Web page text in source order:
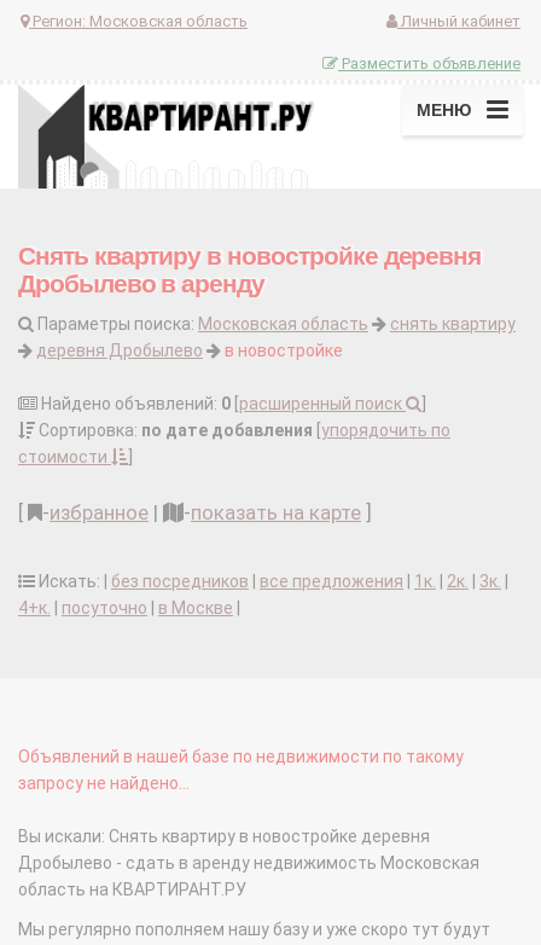
Регион: Московская область Личный кабинет
Разместить объявление
МЕНЮ
Снять квартиру в новостройке деревня
Дробылево в аренду
Параметры поиска: Московская область
снять квартиру
деревня Дробылево
в новостройке
Найдено объявлений: 0 расширенный поиск
Сортировка: по дате добавления упорядочить по
стоимости
-избранное | -показать на карте
Искать: | без посредников все предложения 1к. 2к. 3к.
4+к.
посуточно в Москве
Объявлений в нашей базе по недвижимости по такому
запросу не найдено...
Вы искали: Снять квартиру в новостройке деревня
Дробылево - сдать в аренду недвижимость Московская
область на КВАРТИРАНТ.РУ
Мы регулярно пополняем нашу базу и уже скоро тут будут